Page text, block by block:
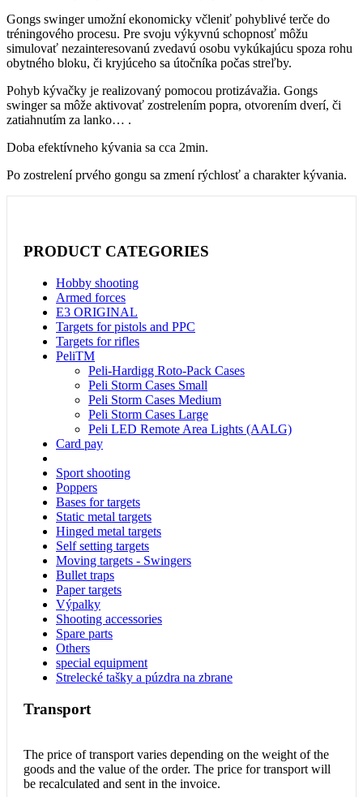
Gongs swinger umožní ekonomicky včleniť pohyblivé terče do
tréningového procesu. Pre svoju výkyvnú schopnosť môžu
simulovať nezainteresovanú zvedavú osobu vykúkajúcu spoza rohu
obytného bloku, či kryjúceho sa útočníka počas streľby.
Pohyb kývačky je realizovaný pomocou protizávažia. Gongs
swinger sa môže aktivovať zostrelením popra, otvorením dverí, či
zatiahnutím za lanko… .
Doba efektívneho kývania sa cca 2min.
Po zostrelení prvého gongu sa zmení rýchlosť a charakter kývania.
PRODUCT CATEGORIES
Hobby shooting
Armed forces
E3 ORIGINAL
Targets for pistols and PPC
Targets for rifles
PeliTM
Peli-Hardigg Roto-Pack Cases
Peli Storm Cases Small
Peli Storm Cases Medium
Peli Storm Cases Large
Peli LED Remote Area Lights (AALG)
Card pay
Sport shooting
Poppers
Bases for targets
Static metal targets
Hinged metal targets
Self setting targets
Moving targets - Swingers
Bullet traps
Paper targets
Výpalky
Shooting accessories
Spare parts
Others
special equipment
Strelecké tašky a púzdra na zbrane
Transport
The price of transport varies depending on the weight of the
goods and the value of the order. The price for transport will
be recalculated and sent in the invoice.